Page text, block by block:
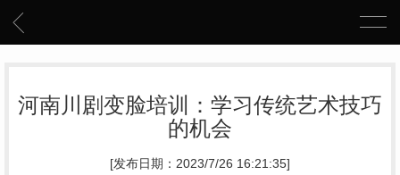
河南川剧变脸培训：学习传统艺术技巧
的机会
[发布日期：2023/7/26 16:21:35]